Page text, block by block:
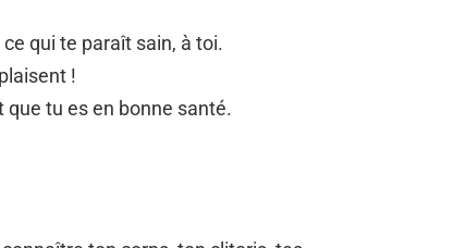
qui te paraît sain, à toi.
!
que tu es en bonne santé.